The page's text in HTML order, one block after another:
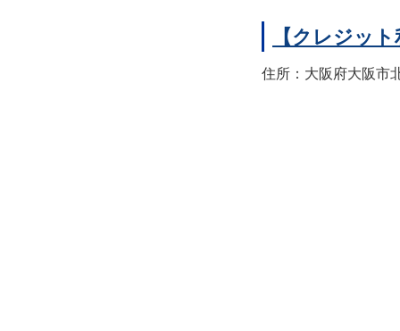
【クレジッ
住所：大阪府大阪市